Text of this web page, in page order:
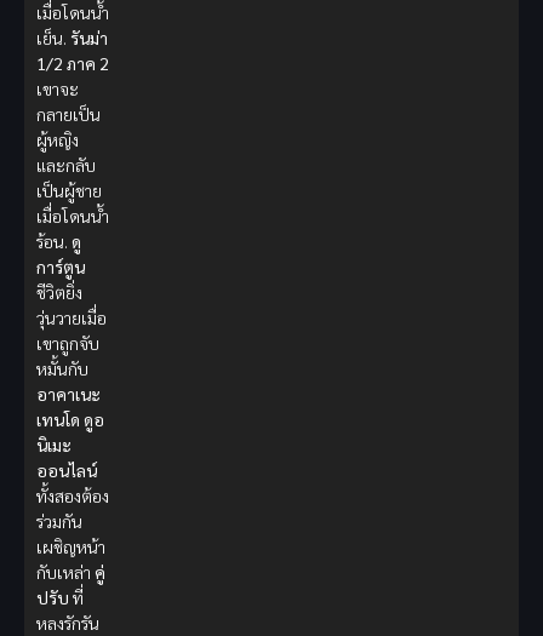
เมื่อโดนน้ำ
เย็น. รันม่า
1/2 ภาค 2
เขาจะ
กลายเป็น
ผู้หญิง
และกลับ
เป็นผู้ชาย
เมื่อโดนน้ำ
ร้อน. ดู
การ์ตูน
ชีวิตยิ่ง
วุ่นวายเมื่อ
เขาถูกจับ
หมั้นกับ
อาคาเนะ
เทนโด ดูอ
นิเมะ
ออนไลน์
ทั้งสองต้อง
ร่วมกัน
เผชิญหน้า
กับเหล่า คู่
ปรับ ที่
หลงรักรัน